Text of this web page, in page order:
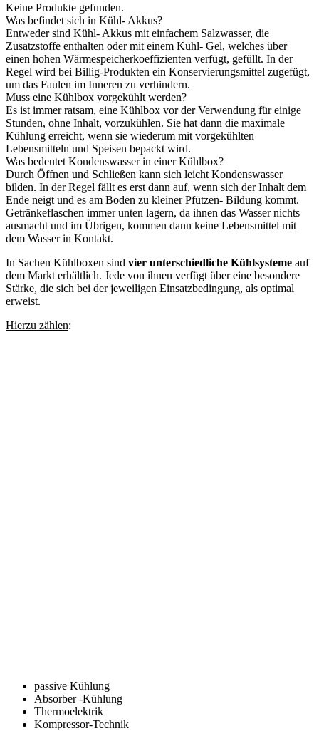
Keine Produkte gefunden.
Was befindet sich in Kühl- Akkus?
Entweder sind Kühl- Akkus mit einfachem Salzwasser, die
Zusatzstoffe enthalten oder mit einem Kühl- Gel, welches über
einen hohen Wärmespeicherkoeffizienten verfügt, gefüllt. In der
Regel wird bei Billig-Produkten ein Konservierungsmittel zugefügt,
um das Faulen im Inneren zu verhindern.
Muss eine Kühlbox vorgekühlt werden?
Es ist immer ratsam, eine Kühlbox vor der Verwendung für einige
Stunden, ohne Inhalt, vorzukühlen. Sie hat dann die maximale
Kühlung erreicht, wenn sie wiederum mit vorgekühlten
Lebensmitteln und Speisen bepackt wird.
Was bedeutet Kondenswasser in einer Kühlbox?
Durch Öffnen und Schließen kann sich leicht Kondenswasser
bilden. In der Regel fällt es erst dann auf, wenn sich der Inhalt dem
Ende neigt und es am Boden zu kleiner Pfützen- Bildung kommt.
Getränkeflaschen immer unten lagern, da ihnen das Wasser nichts
ausmacht und im Übrigen, kommen dann keine Lebensmittel mit
dem Wasser in Kontakt.
In Sachen Kühlboxen sind vier unterschiedliche Kühlsysteme auf
dem Markt erhältlich. Jede von ihnen verfügt über eine besondere
Stärke, die sich bei der jeweiligen Einsatzbedingung, als optimal
erweist.
Hierzu zählen:
passive Kühlung
Absorber -Kühlung
Thermoelektrik
Kompressor-Technik